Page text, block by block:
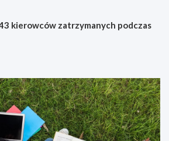
kierowców zatrzymanych podczas